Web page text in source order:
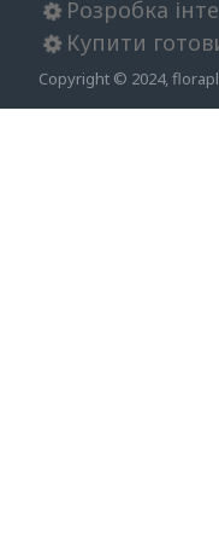
Розробка
Купити
Copyright © 2024,